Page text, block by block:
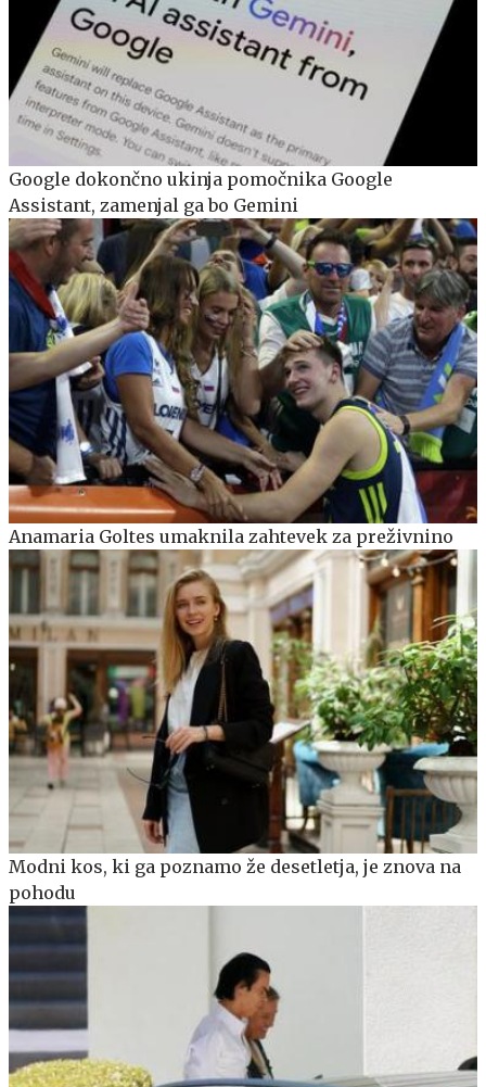
Google dokončno ukinja pomočnika Google
Assistant, zamenjal ga bo Gemini
Anamaria Goltes umaknila zahtevek za preživnino
Modni kos, ki ga poznamo že desetletja, je znova na
pohodu